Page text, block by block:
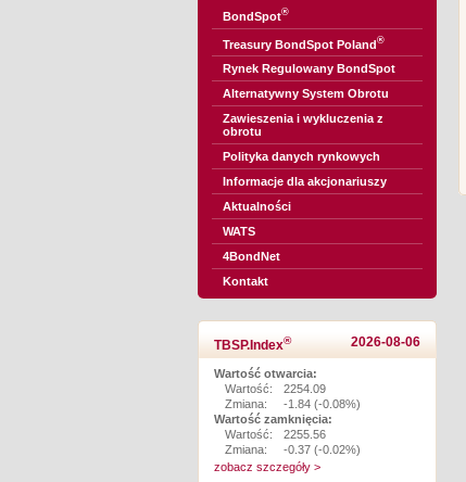
BondSpot®
Treasury BondSpot Poland®
Rynek Regulowany BondSpot
Alternatywny System Obrotu
Zawieszenia i wykluczenia z
obrotu
Polityka danych rynkowych
Informacje dla akcjonariuszy
Aktualności
WATS
4BondNet
Kontakt
TBSP.Index® 2026-08-06
Wartość otwarcia:
Wartość:
2254.09
Zmiana:
-1.84 (-0.08%)
Wartość zamknięcia:
Wartość:
2255.56
Zmiana:
-0.37 (-0.02%)
zobacz szczegóły >